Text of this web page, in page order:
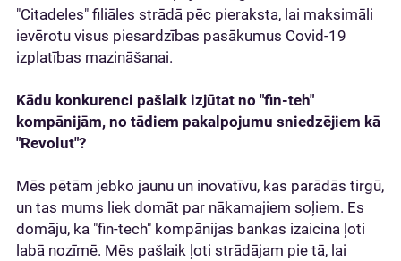
"Citadeles" filiāles strādā pēc pieraksta, lai maksimāli
ievērotu visus piesardzības pasākumus Covid-19
izplatības mazināšanai.
Kādu konkurenci pašlaik izjūtat no "fin-teh"
kompānijām, no tādiem pakalpojumu sniedzējiem kā
"Revolut"?
Mēs pētām jebko jaunu un inovatīvu, kas parādās tirgū,
un tas mums liek domāt par nākamajiem soļiem. Es
domāju, ka "fin-tech" kompānijas bankas izaicina ļoti
labā nozīmē. Mēs pašlaik ļoti strādājam pie tā, lai